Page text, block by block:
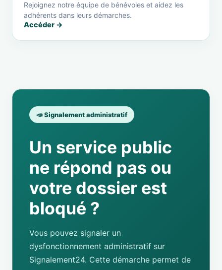
Rejoignez notre équipe de bénévoles et aidez les
adhérents dans leurs démarches.
Accéder →
📣 Signalement administratif
Un service public
ne répond pas ou
votre dossier est
bloqué ?
Vous pouvez signaler un
dysfonctionnement administratif sur
Signalement24. Cette démarche permet de